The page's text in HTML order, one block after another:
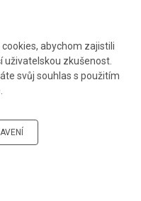
abychom zajistili
uživatelskou zkušenost.
svůj souhlas s použitím
, Marka
režimů
že nám o ní